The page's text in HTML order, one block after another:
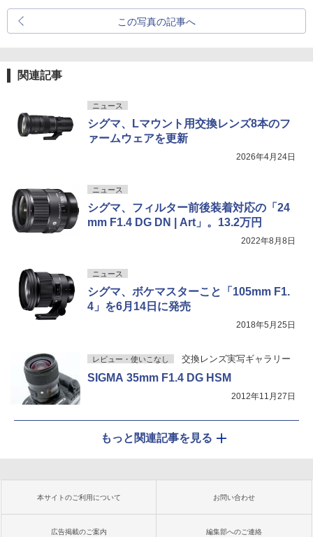
この写真の記事へ
関連記事
ニュース
シグマ、Lマウント用交換レンズ8本のフ
ァームウェアを更新
2026年4月24日
ニュース
シグマ、フィルター前後装着対応の「24
mm F1.4 DG DN | Art」。13.2万円
2022年8月8日
ニュース
シグマ、ボケマスターこと「105mm F1.
4」を6月14日に発売
2018年5月25日
レビュー・使いこなし 交換レンズ実写ギャラリー
SIGMA 35mm F1.4 DG HSM
2012年11月27日
もっと関連記事を見る
本サイトのご利用について お問い合わせ
広告掲載のご案内 編集部へのご連絡